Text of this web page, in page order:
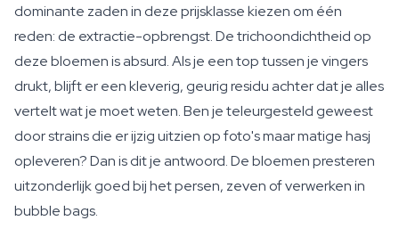
dominante zaden in deze prijsklasse kiezen om één
reden: de extractie-opbrengst. De trichoondichtheid op
deze bloemen is absurd. Als je een top tussen je vingers
drukt, blijft er een kleverig, geurig residu achter dat je alles
vertelt wat je moet weten. Ben je teleurgesteld geweest
door strains die er ijzig uitzien op foto's maar matige hasj
opleveren? Dan is dit je antwoord. De bloemen presteren
uitzonderlijk goed bij het persen, zeven of verwerken in
bubble bags.